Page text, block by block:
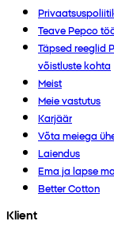
Teave Pepco
Täpsed reeglid
võistluste kohta
Meist
Meie vastutus
Karjäär
Võta meiega
Laiendus
Ema ja lapse
Better Cotton
Klient